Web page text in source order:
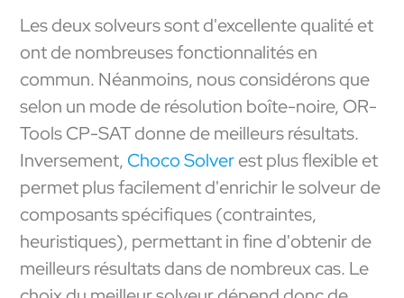
Les deux solveurs sont d'excellente qualité et
ont de nombreuses fonctionnalités en
commun. Néanmoins, nous considérons que
selon un mode de résolution boîte-noire, OR-
Tools CP-SAT donne de meilleurs résultats.
Inversement, Choco Solverest plus flexible et
permet plus facilement d'enrichir le solveur de
composants spécifiques (contraintes,
heuristiques), permettant in fine d'obtenir de
meilleurs résultats dans de nombreux cas. Le